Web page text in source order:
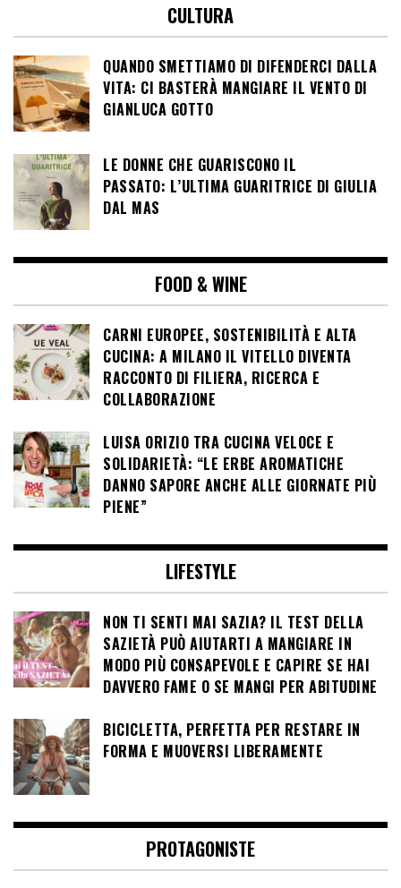
CULTURA
QUANDO SMETTIAMO DI DIFENDERCI DALLA
VITA: CI BASTERÀ MANGIARE IL VENTO DI
GIANLUCA GOTTO
LE DONNE CHE GUARISCONO IL
PASSATO: L’ULTIMA GUARITRICE DI GIULIA
DAL MAS
FOOD & WINE
CARNI EUROPEE, SOSTENIBILITÀ E ALTA
CUCINA: A MILANO IL VITELLO DIVENTA
RACCONTO DI FILIERA, RICERCA E
COLLABORAZIONE
LUISA ORIZIO TRA CUCINA VELOCE E
SOLIDARIETÀ: “LE ERBE AROMATICHE
DANNO SAPORE ANCHE ALLE GIORNATE PIÙ
PIENE”
LIFESTYLE
NON TI SENTI MAI SAZIA? IL TEST DELLA
SAZIETÀ PUÒ AIUTARTI A MANGIARE IN
MODO PIÙ CONSAPEVOLE E CAPIRE SE HAI
DAVVERO FAME O SE MANGI PER ABITUDINE
BICICLETTA, PERFETTA PER RESTARE IN
FORMA E MUOVERSI LIBERAMENTE
PROTAGONISTE